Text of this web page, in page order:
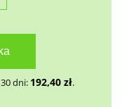
dni: 192,40 zł.